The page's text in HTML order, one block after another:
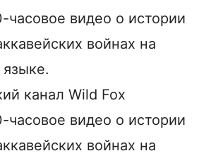
часовое видео о истории
войнах на
канал Wild Fox
часовое видео о истории
войнах на